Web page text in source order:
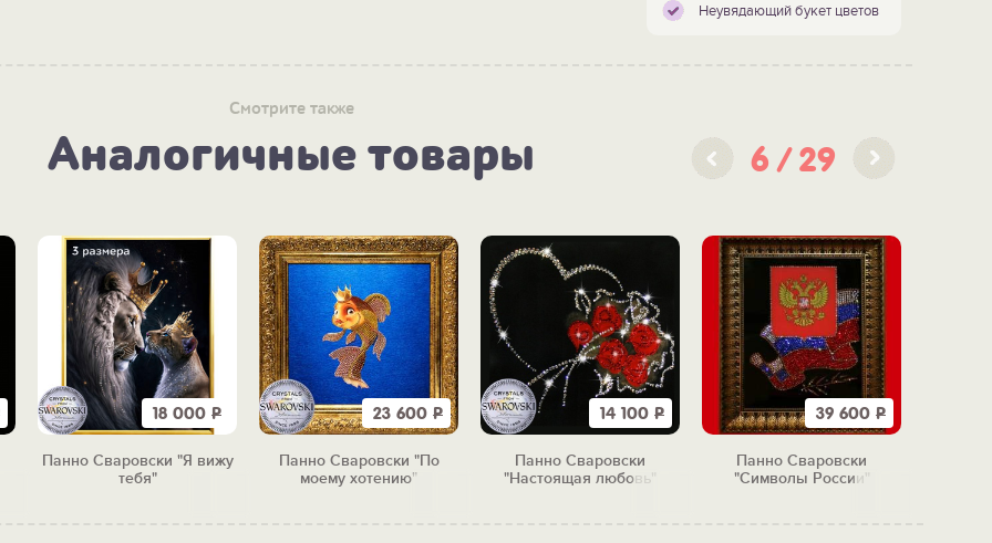
Неувядающий букет цветов
Смотрите также
Аналогичные товары 6 29
18 000 Р
Панно Сваровски "Я вижу
тебя"
23 600 Р
Панно Сваровски "По
моему хотению"
14 100 Р
Панно Сваровски
"Настоящая любовь"
39 600 Р
Панно Сваровски
"Символы России"